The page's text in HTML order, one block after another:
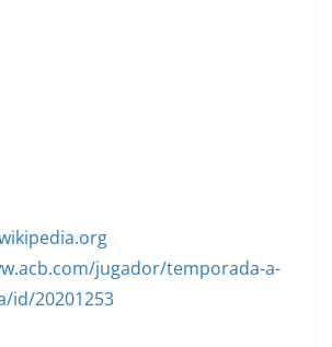
jugador/temporada-a-
id/20201253